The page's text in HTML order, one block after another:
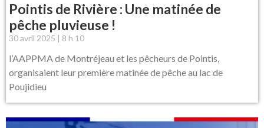
Pointis de Rivière : Une matinée de
pêche pluvieuse !
30 avril 2025 8 h 10
l’AAPPMA de Montréjeau et les pêcheurs de Pointis,
organisaient leur première matinée de pêche au lac de
Poujidieu